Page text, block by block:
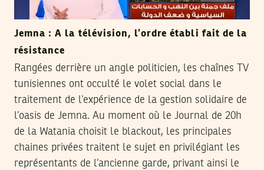
Jemna : A la télévision, l’ordre établi fait de la
résistance
Rangées derrière un angle politicien, les chaînes TV
tunisiennes ont occulté le volet social dans le
traitement de l’expérience de la gestion solidaire de
l’oasis de Jemna. Au moment où le Journal de 20h
de la Watania choisit le blackout, les principales
chaines privées traitent le sujet en privilégiant les
représentants de l’ancienne garde, privant ainsi le